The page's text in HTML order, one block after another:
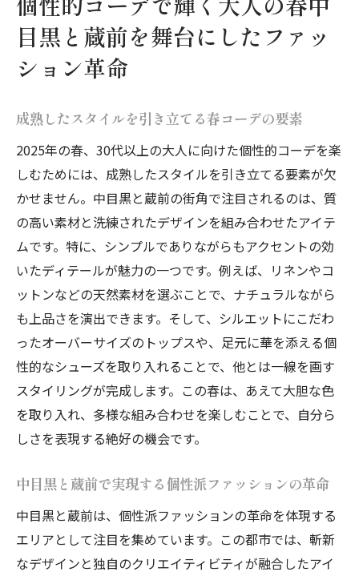
個性的コーデで輝く大人の春中
目黒と蔵前を舞台にしたファッ
ション革命
成熟したスタイルを引き立てる春コーデの要素
2025年の春、30代以上の大人に向けた個性的コーデを楽
しむためには、成熟したスタイルを引き立てる要素が欠
かせません。中目黒と蔵前の街角で注目されるのは、質
の高い素材と洗練されたデザインを組み合わせたアイテ
ムです。特に、シンプルでありながらもアクセントの効
いたディテールが魅力の一つです。例えば、リネンやコ
ットンなどの天然素材を選ぶことで、ナチュラルながら
も上品さを演出できます。そして、シルエットにこだわ
ったオーバーサイズのトップスや、足元に華を添える個
性的なシューズを取り入れることで、他とは一線を画す
スタイリングが完成します。この春は、あえて大胆な色
を取り入れ、多様な組み合わせを楽しむことで、自分ら
しさを表現する絶好の機会です。
中目黒と蔵前で実現する個性派ファッションの革命
中目黒と蔵前は、個性派ファッションの革命を体現する
エリアとして注目を集めています。この都市では、斬新
なデザインと独自のクリエイティビティが融合したアイ